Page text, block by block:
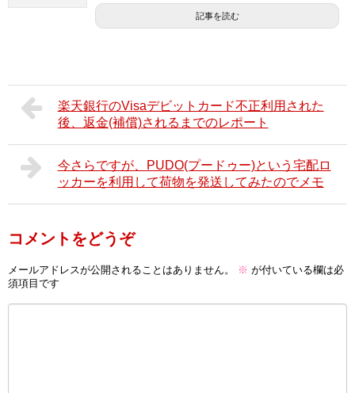
記事を読む
楽天銀行のVisaデビットカード不正利用された
後、返金(補償)されるまでのレポート
今さらですが、PUDO(プードゥー)という宅配ロ
ッカーを利用して荷物を発送してみたのでメモ
コメントをどうぞ
メールアドレスが公開されることはありません。 ※ が付いている欄は必
須項目です